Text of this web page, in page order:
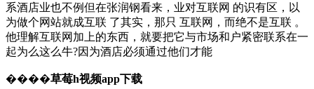
系酒店业也不例但在张润钢看来，业对互联网 的识有区，以
为做个网站就成互联 了其实，那只 互联网，而绝不是互联 。
他理解互联网加上的东西，就要把它与市场和户紧密联系在一
起为么这么牛?因为酒店必须通过他们才能
����草莓h视频app下载